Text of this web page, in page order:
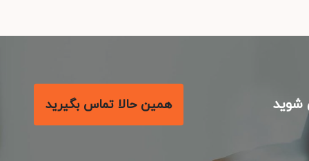
همین حالا تماس بگیرید